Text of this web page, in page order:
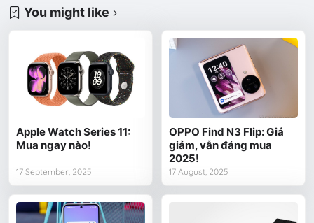
You might like
Apple Watch Series 11:
Mua ngay nào!
17 September, 2025
OPPO Find N3 Flip: Giá
giảm, vẫn đáng mua
2025!
17 August, 2025